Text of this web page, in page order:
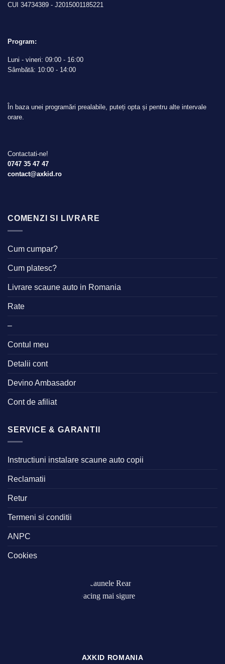
CUI 34734389 - J2015001185221
Program:
Luni - vineri: 09:00 - 16:00
Sâmbătă: 10:00 - 14:00
În baza unei programări prealabile, puteți opta și pentru alte intervale
orare.
Contactati-ne!
0747 35 47 47
contact@axkid.ro
COMENZI SI LIVRARE
Cum cumpar?
Cum platesc?
Livrare scaune auto in Romania
Rate
–
Contul meu
Detalii cont
Devino Ambasador
Cont de afiliat
SERVICE & GARANTII
Instructiuni instalare scaune auto copii
Reclamatii
Retur
Termeni si conditii
ANPC
Cookies
AXKID ROMANIA